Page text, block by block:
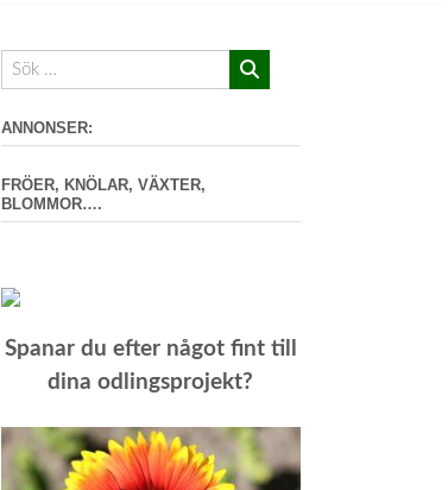
ANNONSER:
FRÖER, KNÖLAR, VÄXTER,
BLOMMOR….
Spanar du efter något fint till
dina odlingsprojekt?